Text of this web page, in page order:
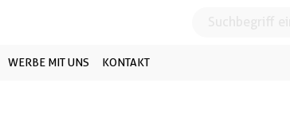
WERBE MIT UNS KONTAKT